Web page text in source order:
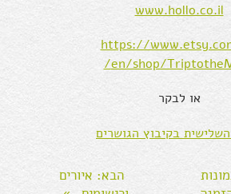
www.hollo.co.il
https://
en/shop/
או לבקר
בקיבוץ הגושרים
הבא: איורים